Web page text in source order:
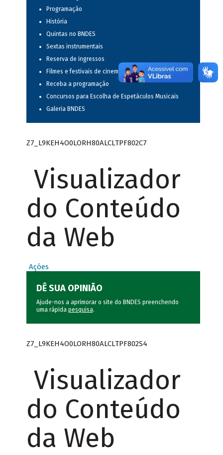
Programação
História
Quintas no BNDES
Sextas instrumentais
Reserva de ingressos
Filmes e festivais de cinema
Receba a programação
Concursos para Escolha de Espetáculos Musicais
Galeria BNDES
Z7_L9KEH4O0LORH80ALCLTPF802C7
Visualizador
do Conteúdo
da Web
Ações
DÊ SUA OPINIÃO
Ajude-nos a aprimorar o site do BNDES preenchendo
uma rápida pesquisa.
Z7_L9KEH4O0LORH80ALCLTPF802S4
Visualizador
do Conteúdo
da Web